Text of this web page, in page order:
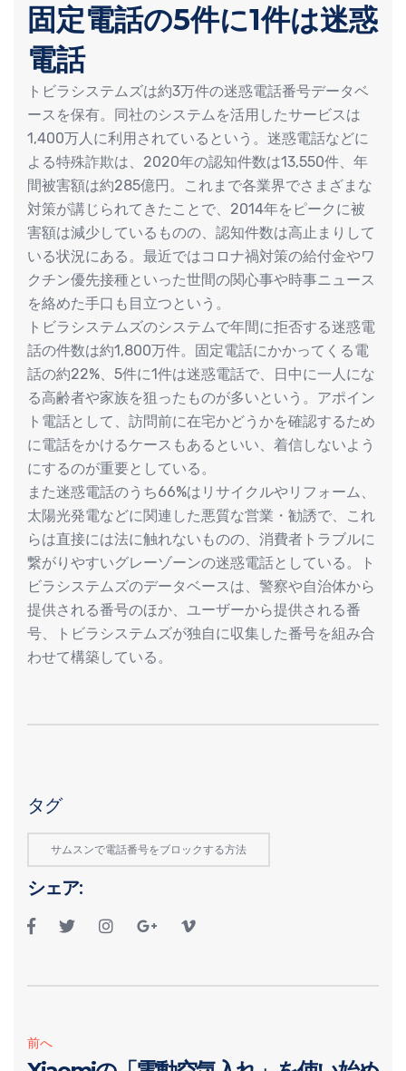
固定電話の5件に1件は迷惑
電話
トビラシステムズは約3万件の迷惑電話番号データベ
ースを保有。同社のシステムを活用したサービスは
1,400万人に利用されているという。迷惑電話などに
よる特殊詐欺は、2020年の認知件数は13,550件、年
間被害額は約285億円。これまで各業界でさまざまな
対策が講じられてきたことで、2014年をピークに被
害額は減少しているものの、認知件数は高止まりして
いる状況にある。最近ではコロナ禍対策の給付金やワ
クチン優先接種といった世間の関心事や時事ニュース
を絡めた手口も目立つという。
トビラシステムズのシステムで年間に拒否する迷惑電
話の件数は約1,800万件。固定電話にかかってくる電
話の約22%、5件に1件は迷惑電話で、日中に一人にな
る高齢者や家族を狙ったものが多いという。アポイン
ト電話として、訪問前に在宅かどうかを確認するため
に電話をかけるケースもあるといい、着信しないよう
にするのが重要としている。
また迷惑電話のうち66%はリサイクルやリフォーム、
太陽光発電などに関連した悪質な営業・勧誘で、これ
らは直接には法に触れないものの、消費者トラブルに
繋がりやすいグレーゾーンの迷惑電話としている。ト
ビラシステムズのデータベースは、警察や自治体から
提供される番号のほか、ユーザーから提供される番
号、トビラシステムズが独自に収集した番号を組み合
わせて構築している。
タグ
サムスンで電話番号をブロックする方法
シェア:
前へ